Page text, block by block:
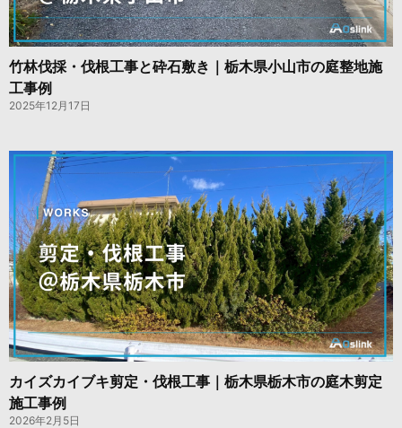
竹林伐採・伐根工事と砕石敷き｜栃木県小山市の庭整地施
工事例
2025年12月17日
カイズカイブキ剪定・伐根工事｜栃木県栃木市の庭木剪定
施工事例
2026年2月5日